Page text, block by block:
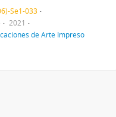
Se1-033
2021
de Arte Impreso